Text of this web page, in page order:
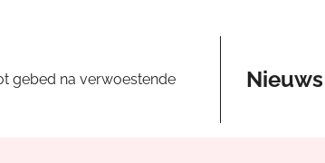
gebed na verwoestende
Nieuws